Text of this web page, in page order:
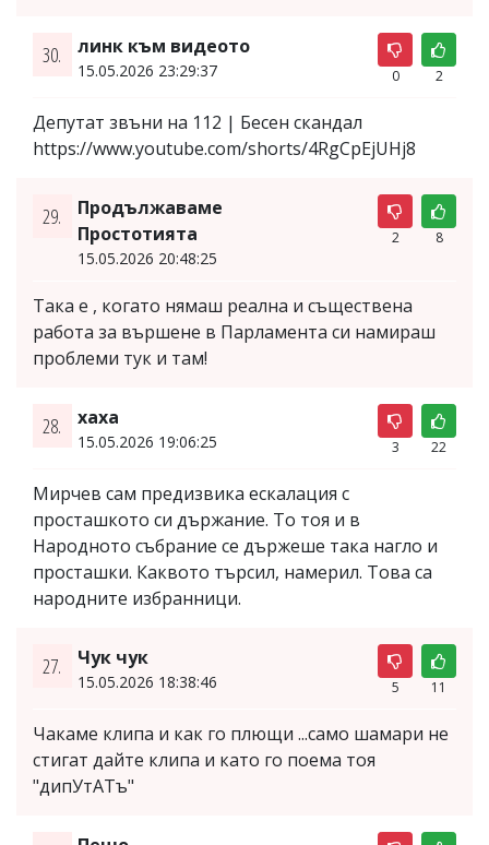
30. линк към видеото
15.05.2026 23:29:37 0 2
Депутат звъни на 112 | Бесен скандал
https://www.youtube.com/shorts/4RgCpEjUHj8
29.
Продължаваме
Простотията
15.05.2026 20:48:25
2 8
Така е , когато нямаш реална и съществена
работа за вършене в Парламента си намираш
проблеми тук и там!
28. хаха
15.05.2026 19:06:25 3 22
Мирчев сам предизвика ескалация с
просташкото си държание. То тоя и в
Народното събрание се държеше така нагло и
просташки. Каквото търсил, намерил. Това са
народните избранници.
27. Чук чук
15.05.2026 18:38:46 5 11
Чакаме клипа и как го плющи ...само шамари не
стигат дайте клипа и като го поема тоя
"дипУтАТъ"